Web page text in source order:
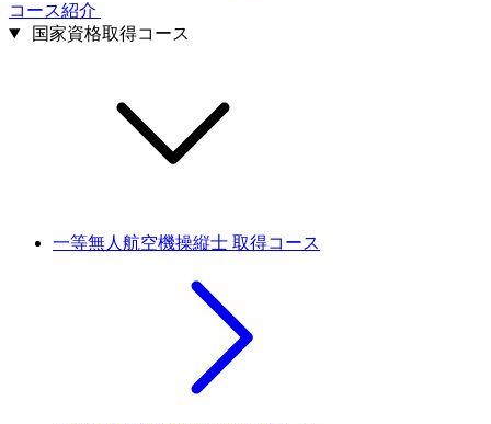
コース紹介
国家資格取得コース
一等無人航空機操縦士 取得コース